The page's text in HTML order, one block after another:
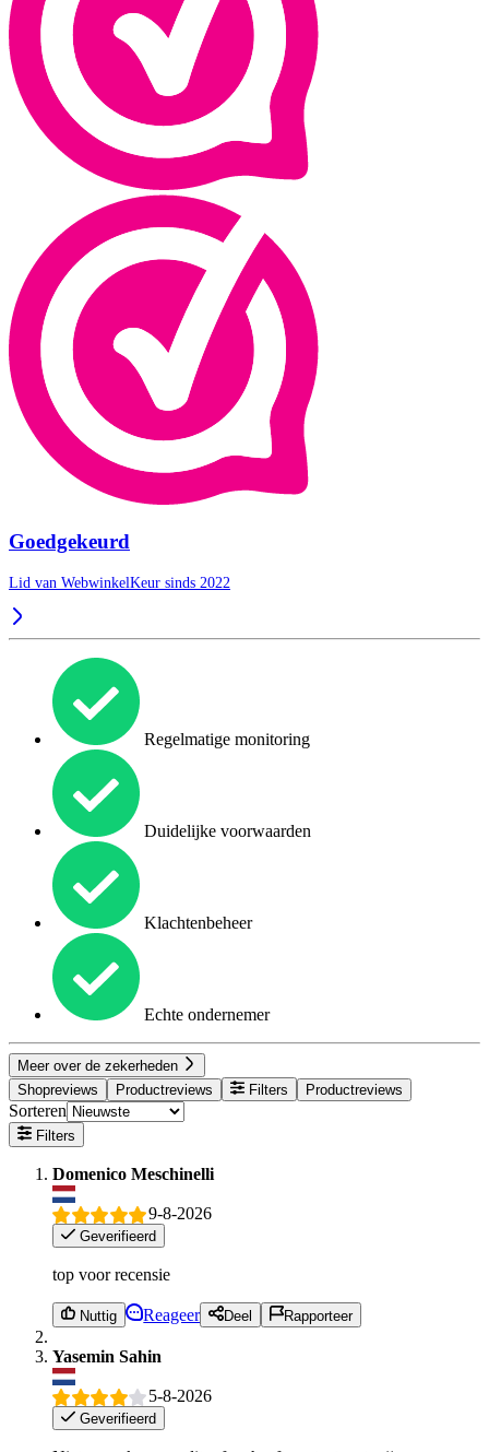
Goedgekeurd
Lid van WebwinkelKeur sinds 2022
Regelmatige monitoring
Duidelijke voorwaarden
Klachtenbeheer
Echte ondernemer
Meer over de zekerheden
Shopreviews
Productreviews Filters Productreviews
Sorteren
Filters
Domenico Meschinelli
9-8-2026
Geverifieerd
top voor recensie
Nuttig Reageer Deel Rapporteer
Yasemin Sahin
5-8-2026
Geverifieerd